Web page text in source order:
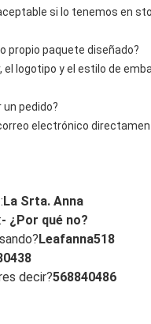
si lo tenemos en
propio paquete diseñado?
el logotipo y el estilo de
un pedido?
electrónico
La Srta. Anna
- ¿Por qué no?
Leafanna518
decir?568840486